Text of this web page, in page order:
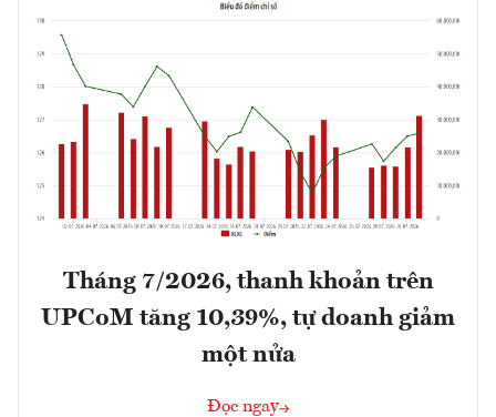
Tháng 7/2026, thanh khoản trên
UPCoM tăng 10,39%, tự doanh giảm
một nửa
Đọc ngay